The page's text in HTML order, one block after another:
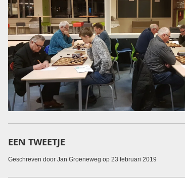
EEN TWEETJE
Geschreven door Jan Groeneweg op 23 februari 2019